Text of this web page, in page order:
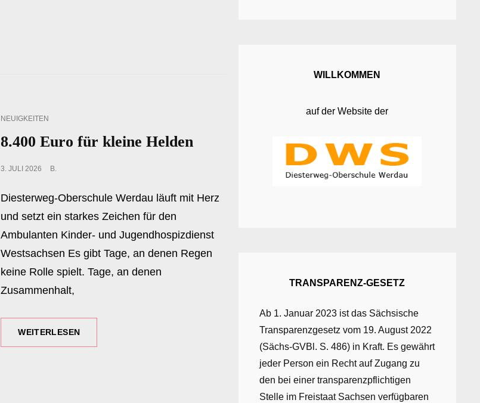
CAT
NEUIGKEITEN
8.400 Euro für kleine Helden
POSTED
3. JULI 2026 B.
Diesterweg-Oberschule Werdau läuft mit Herz
und setzt ein starkes Zeichen für den
Ambulanten Kinder- und Jugendhospizdienst
Westsachsen Es gibt Tage, an denen Regen
keine Rolle spielt. Tage, an denen
Zusammenhalt,
WEITERLESEN8.400
EURO
WILLKOMMEN
auf der Website der
TRANSPARENZ-GESETZ
Ab 1. Januar 2023 ist das Sächsische
Transparenzgesetz vom 19. August 2022
(Sächs-GVBl. S. 486) in Kraft. Es gewährt
jeder Person ein Recht auf Zugang zu
den bei einer transparenzpflichtigen
Stelle im Freistaat Sachsen verfügbaren